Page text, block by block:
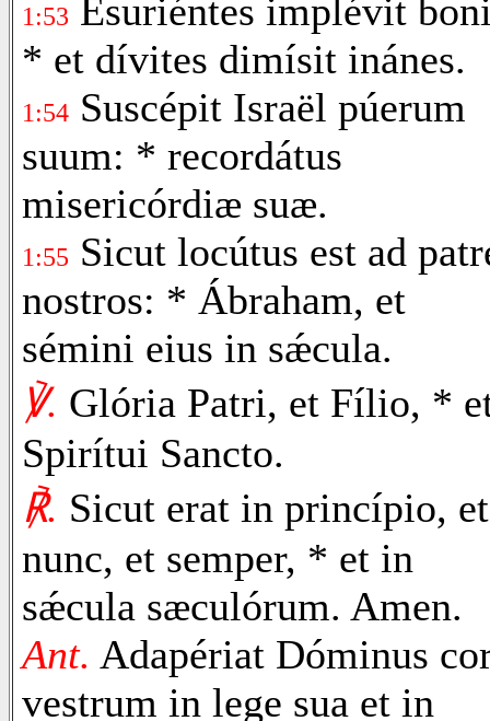
1:53 Esuriéntes implévit
* et dívites dimísit inánes.
1:54 Suscépit Israël púerum
suum: * recordátus
misericórdiæ suæ.
1:55 Sicut locútus est ad
nostros: * Ábraham, et
sémini eius in sǽcula.
℣. Glória Patri, et Fílio, *
Spirítui Sancto.
℟. Sicut erat in princípio, et
nunc, et semper, * et in
sǽcula sæculórum. Amen.
Ant. Adapériat Dóminus
vestrum in lege sua et in